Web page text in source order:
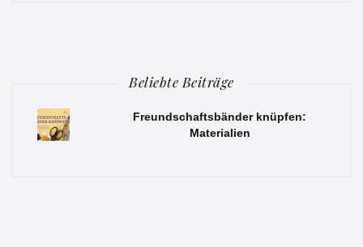
Beliebte Beiträge
Freundschaftsbänder knüpfen:
Materialien